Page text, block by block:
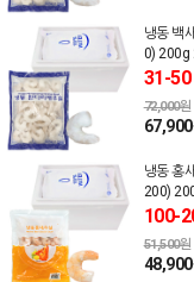
냉동 백
0) 200g
31-50
72,000원
냉동 홍
200)
100-
51,500원